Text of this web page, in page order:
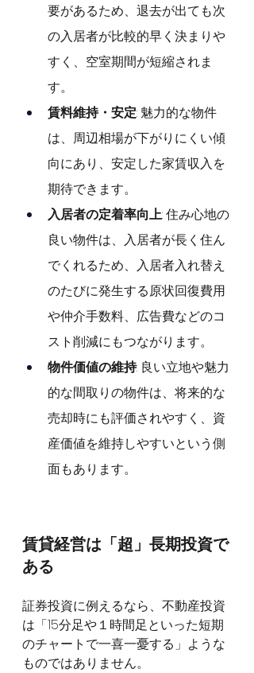
要があるため、退去が出ても次
の入居者が比較的早く決まりや
すく、空室期間が短縮されま
す。
賃料維持・安定: 魅力的な物件
は、周辺相場が下がりにくい傾
向にあり、安定した家賃収入を
期待できます。
入居者の定着率向上: 住み心地の
良い物件は、入居者が長く住ん
でくれるため、入居者入れ替え
のたびに発生する原状回復費用
や仲介手数料、広告費などのコ
スト削減にもつながります。
物件価値の維持: 良い立地や魅力
的な間取りの物件は、将来的な
売却時にも評価されやすく、資
産価値を維持しやすいという側
面もあります。
賃貸経営は「超」長期投資で
ある
証券投資に例えるなら、不動産投資
は「15分足や１時間足といった短期
のチャートで一喜一憂する」ような
ものではありません。